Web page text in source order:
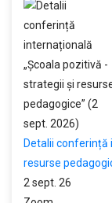
Detalii conferință
resurse
2 sept. 26